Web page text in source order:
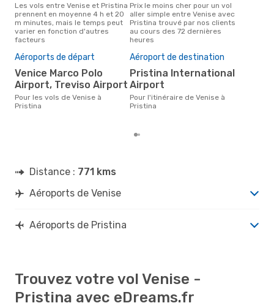
Les vols entre Venise et Pristina
prennent en moyenne 4 h et 20
m minutes, mais le temps peut
varier en fonction d'autres
facteurs
Prix le moins cher pour un vol
aller simple entre Venise avec
Pristina trouvé par nos clients
au cours des 72 dernières
heures
Aéroports de départ
Venice Marco Polo
Airport, Treviso Airport
Pour les vols de Venise à
Pristina
Aéroport de destination
Pristina International
Airport
Pour l'itinéraire de Venise à
Pristina
Distance : 771 kms
Aéroports de Venise
Aéroports de Pristina
Trouvez votre vol Venise -
Pristina avec eDreams.fr